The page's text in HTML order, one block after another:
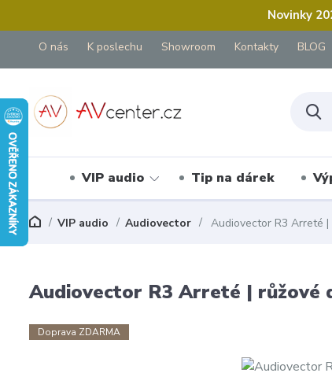
Novinky
O nás K poslechu Showroom Kontakty BLOG
VIP audio Tip na dárek
VIP audio Audiovector Audiovector R3 Arreté |
Audiovector R3 Arreté | růžové
Doprava ZDARMA